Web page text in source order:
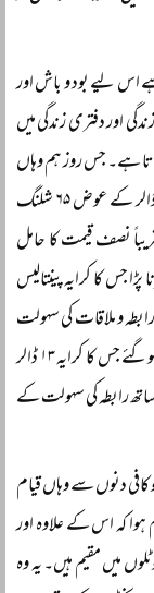
اس لیے بود و باش اور
اور دفتری زندگی میں
ہے۔ جس روز ہم وہاں
پہنچے نیروبی ایئرپورٹ پر کرنسی کے تبادلہ میں ایک امریکی ڈالر کے عوض ۶۵ شلنگ
نصف قیمت کا حامل
جس کا کرایہ پینتالیس
و ملاقات کی سہولت
کے پیش نظر ملیمانی روڈ کے ہرن کورٹ ہوٹل میں منتقل ہوگئے جس کا کرایہ ۱۳ ڈالر
ساتھ رابطہ کی سہولت کے
دنوں سے وہاں قیام
ہوا کہ اس کے علاوہ اور
میں مقیم ہیں۔ یہ وہ